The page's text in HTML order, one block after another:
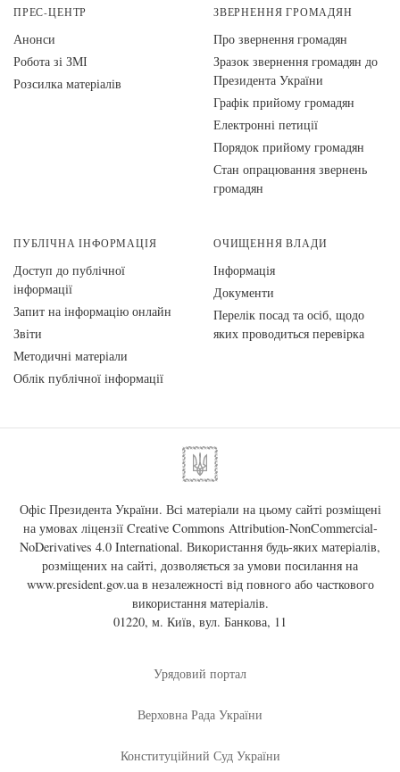
ПРЕС-ЦЕНТР
Анонси
Робота зі ЗМІ
Розсилка матеріалів
ЗВЕРНЕННЯ ГРОМАДЯН
Про звернення громадян
Зразок звернення громадян до
Президента України
Графік прийому громадян
Електронні петиції
Порядок прийому громадян
Стан опрацювання звернень
громадян
ПУБЛІЧНА ІНФОРМАЦІЯ
Доступ до публічної
інформації
Запит на інформацію онлайн
Звіти
Методичні матеріали
Облік публічної інформації
ОЧИЩЕННЯ ВЛАДИ
Інформація
Документи
Перелік посад та осіб, щодо
яких проводиться перевірка
Офіс Президента України. Всі матеріали на цьому сайті розміщені
на умовах ліцензії Creative Commons Attribution-NonCommercial-
NoDerivatives 4.0 International. Використання будь-яких матеріалів,
розміщених на сайті, дозволяється за умови посилання на
www.president.gov.uaв незалежності від повного або часткового
використання матеріалів.
01220, м. Київ, вул. Банкова, 11
Урядовий портал
Верховна Рада України
Конституційний Суд України